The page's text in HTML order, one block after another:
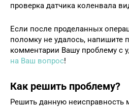
проверка датчика коленвала
Если после проделанных
поломку не удалось, напишите
комментарии Вашу проблему с
на Ваш вопрос!
Как решить проблему?
Решить данную неисправность